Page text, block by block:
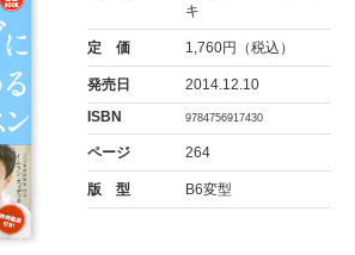
キ
定 価 1,760円（税込）
発売日
2014.12.10
ISBN
9784756917430
ページ 264
版 型 B6変型